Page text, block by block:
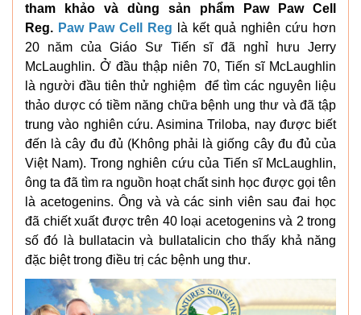
tham khảo và dùng sản phẩm Paw Paw Cell
Reg. Paw Paw Cell Reg là kết quả nghiên cứu hơn
20 năm của Giáo Sư Tiến sĩ đã nghỉ hưu Jerry
McLaughlin. Ở đầu thập niên 70, Tiến sĩ McLaughlin
là người đầu tiên thử nghiệm để tìm các nguyên liệu
thảo dược có tiềm năng chữa bệnh ung thư và đã tập
trung vào nghiên cứu. Asimina Triloba, nay được biết
đến là cây đu đủ (Không phải là giống cây đu đủ của
Việt Nam). Trong nghiên cứu của Tiến sĩ McLaughlin,
ông ta đã tìm ra nguồn hoạt chất sinh học được gọi tên
là acetogenins. Ông và và các sinh viên sau đai học
đã chiết xuất được trên 40 loại acetogenins và 2 trong
số đó là bullatacin và bullatalicin cho thấy khả năng
đặc biệt trong điều trị các bệnh ung thư.